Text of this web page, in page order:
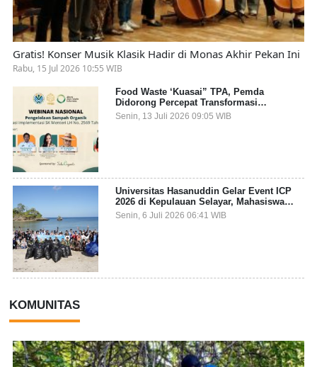
Gratis! Konser Musik Klasik Hadir di Monas Akhir Pekan Ini
Rabu, 15 Jul 2026 10:55 WIB
Food Waste ‘Kuasai” TPA, Pemda
Didorong Percepat Transformasi
Pengelolaan Sampah Organik dari Sumber
Senin, 13 Juli 2026 09:05 WIB
Universitas Hasanuddin Gelar Event ICP
2026 di Kepulauan Selayar, Mahasiswa
dari 27 Negara Jadi Partisipan
Senin, 6 Juli 2026 06:41 WIB
KOMUNITAS